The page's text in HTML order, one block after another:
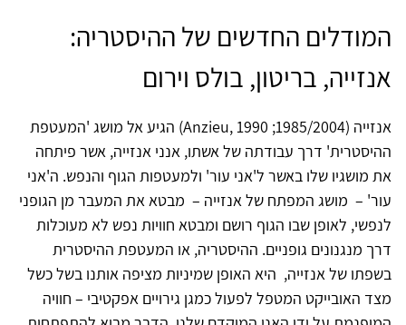
המודלים החדשים של ההיסטריה:
אנזייה, בריטון, בולס וירום
אנזייה (1985/2004; Anzieu, 1990) הגיע אל מושג 'המעטפת
ההיסטרית' דרך עבודתה של אשתו, אנני אנזייה, אשר פיתחה
את מושגיו שלו באשר ל'אני עור' ולמעטפות הגוף והנפש. ה'אני
עור' – מושג המפתח של אנזייה – מבטא את המעבר מן הגופני
לנפשי, לאופן שבו הגוף רושם ומבטא חוויות נפש לא מעוכלות
דרך מנגנונים גופניים. ההיסטריה, או המעטפת ההיסטרית
בשפתו של אנזייה, היא האופן שמיניות מציפה אותנו בשל כשל
מצד האובייקט המטפל לפעול כמגן גירויים אפקטיבי – חוויה